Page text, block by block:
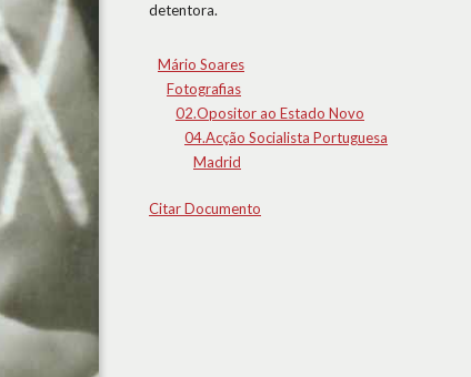
detentora.
Mário Soares
Fotografias
02.Opositor ao Estado Novo
04.Acção Socialista Portuguesa
Madrid
Citar Documento